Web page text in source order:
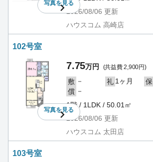
写真を見る
2026/08/06 更新
ハウスコム 高崎店
102号室
写真を見る
7.75万円 (共益費 2,900円)
敷 － 礼 1ヶ月 保
償 －
1階 / 1LDK / 50.01㎡
2026/08/06 更新
ハウスコム 太田店
103号室